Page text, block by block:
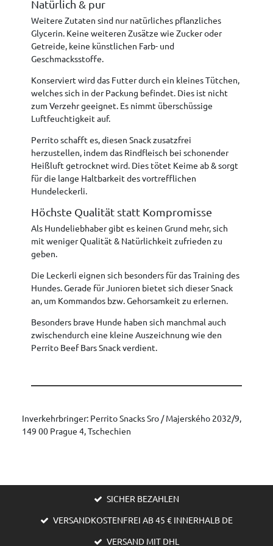
Natürlich & pur
Weitere Zutaten sind nur natürliches pflanzliches
Glycerin. Keine weiteren Zusätze wie Zucker oder
Getreide, keine künstlichen Farb- und
Geschmacksstoffe.
Konserviert wird das Futter durch ein kleines Tütchen,
welches sich in der Packung befindet. Dies ist nicht
zum Verzehr geeignet. Es nimmt überschüssige
Luftfeuchtigkeit auf.
Perrito schafft es, diesen Snack zusatzfrei
herzustellen, indem das Rindfleisch bei schonender
Heißluft getrocknet wird. Dies tötet Keime ab & sorgt
für die lange Haltbarkeit des vortrefflichen
Hundeleckerli.
Höchste Qualität statt Kompromisse
Als Hundeliebhaber gibt es keinen Grund mehr, sich
mit weniger Qualität & Natürlichkeit zufrieden zu
geben.
Die Leckerli eignen sich besonders für das Training des
Hundes. Gerade für Junioren bietet sich dieser Snack
an, um Kommandos bzw. Gehorsamkeit zu erlernen.
Besonders brave Hunde haben sich manchmal auch
zwischendurch eine kleine Auszeichnung wie den
Perrito Beef Bars Snack verdient.
Inverkehrbringer: Perrito Snacks Sro / Majerského 2032/9,
149 00 Prague 4, Tschechien
SICHER BEZAHLEN
VERSANDKOSTENFREI AB 45 € INNERHALB DE
VERSAND MIT DHL